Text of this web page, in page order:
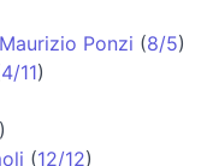
Maurizio Ponzi (8/5)
4/11)
)
(12/12)